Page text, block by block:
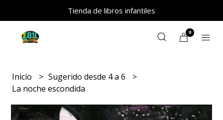
Tienda de libros infantiles
0
Inicio
Sugerido desde 4 a 6
La noche escondida